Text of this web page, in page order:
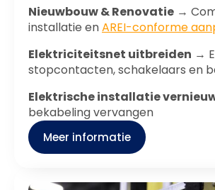
Nieuwbouw & Renovatie →
installatie enAREI-conforme
Elektriciteitsnet uitbreiden →
stopcontacten, schakelaars en
Elektrische installatie
bekabeling vervangen
Meer informatie